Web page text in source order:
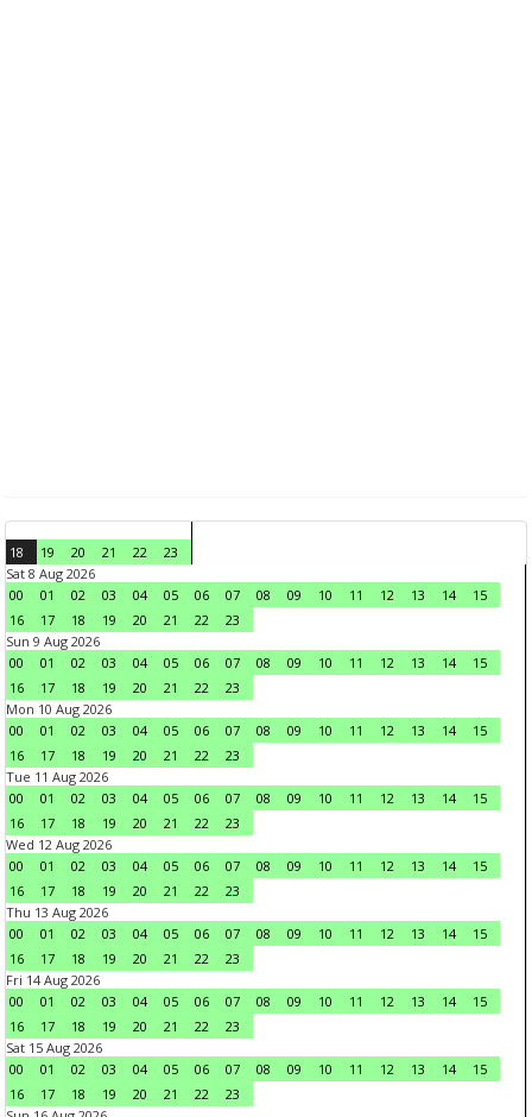
18 19 20 21 22
23
Sat 8 Aug 2026
00
01 02 03 04 05 06 07 08 09 10 11 12 13 14
15
16
17 18 19 20 21 22
23
Sun 9 Aug 2026
00
01 02 03 04 05 06 07 08 09 10 11 12 13 14
15
16
17 18 19 20 21 22
23
Mon 10 Aug 2026
00
01 02 03 04 05 06 07 08 09 10 11 12 13 14
15
16
17 18 19 20 21 22
23
Tue 11 Aug 2026
00
01 02 03 04 05 06 07 08 09 10 11 12 13 14
15
16
17 18 19 20 21 22
23
Wed 12 Aug 2026
00
01 02 03 04 05 06 07 08 09 10 11 12 13 14
15
16
17 18 19 20 21 22
23
Thu 13 Aug 2026
00
01 02 03 04 05 06 07 08 09 10 11 12 13 14
15
16
17 18 19 20 21 22
23
Fri 14 Aug 2026
00
01 02 03 04 05 06 07 08 09 10 11 12 13 14
15
16
17 18 19 20 21 22
23
Sat 15 Aug 2026
00
01 02 03 04 05 06 07 08 09 10 11 12 13 14
15
16
17 18 19 20 21 22
23